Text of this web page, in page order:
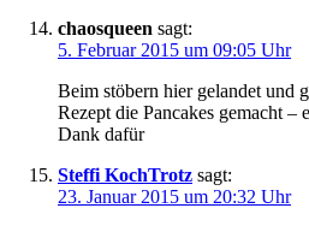
chaosqueen sagt:
5. Februar 2015 um 09:05 Uhr
Beim stöbern hier gelandet und
Rezept die Pancakes gemacht –
Dank dafür
Steffi KochTrotz sagt:
23. Januar 2015 um 20:32 Uhr